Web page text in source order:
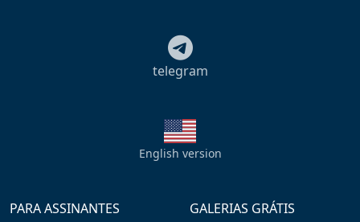
telegram
English version
PARA ASSINANTES
GALERIAS GRÁTIS